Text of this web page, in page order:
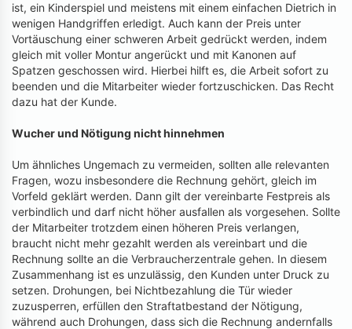
ist, ein Kinderspiel und meistens mit einem einfachen Dietrich in
wenigen Handgriffen erledigt. Auch kann der Preis unter
Vortäuschung einer schweren Arbeit gedrückt werden, indem
gleich mit voller Montur angerückt und mit Kanonen auf
Spatzen geschossen wird. Hierbei hilft es, die Arbeit sofort zu
beenden und die Mitarbeiter wieder fortzuschicken. Das Recht
dazu hat der Kunde.
Wucher und Nötigung nicht hinnehmen
Um ähnliches Ungemach zu vermeiden, sollten alle relevanten
Fragen, wozu insbesondere die Rechnung gehört, gleich im
Vorfeld geklärt werden. Dann gilt der vereinbarte Festpreis als
verbindlich und darf nicht höher ausfallen als vorgesehen. Sollte
der Mitarbeiter trotzdem einen höheren Preis verlangen,
braucht nicht mehr gezahlt werden als vereinbart und die
Rechnung sollte an die Verbraucherzentrale gehen. In diesem
Zusammenhang ist es unzulässig, den Kunden unter Druck zu
setzen. Drohungen, bei Nichtbezahlung die Tür wieder
zuzusperren, erfüllen den Straftatbestand der Nötigung,
während auch Drohungen, dass sich die Rechnung andernfalls